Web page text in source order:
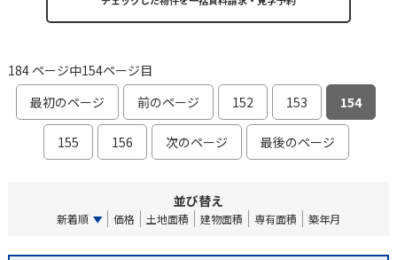
184 ページ中154ページ目
最初のページ
前のページ 152 153 154
155 156 次のページ 最後のページ
並び替え
新着順 価格 土地面積 建物面積 専有面積 築年月